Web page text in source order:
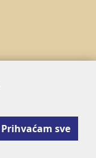
Prihvaćam sve